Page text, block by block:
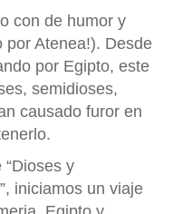
con de humor y
por Atenea!). Desde
por Egipto, este
semidioses,
causado furor en
y
iniciamos un viaje